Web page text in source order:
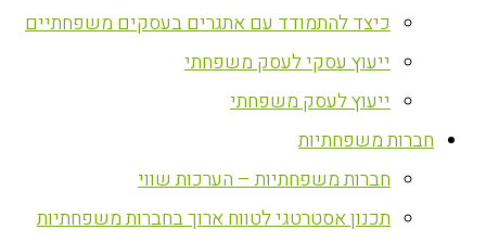
כיצד להתמודד עם אתגרים בעסקים משפחתיים
ייעוץ עסקי לעסק משפחתי
ייעוץ לעסק משפחתי
חברות משפחתיות
חברות משפחתיות – הערכות שווי
תכנון אסטרטגי לטווח ארוך בחברות משפחתיות